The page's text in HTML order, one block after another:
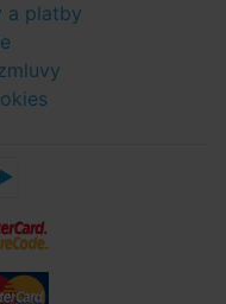
a platby